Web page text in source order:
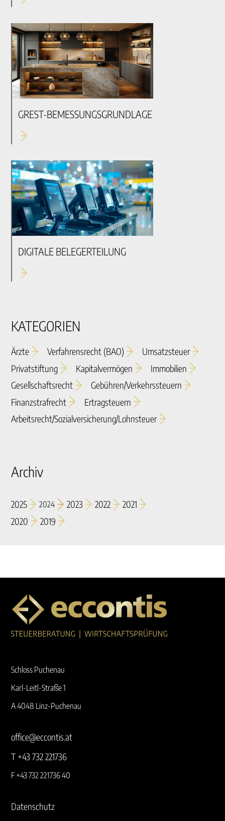
GREST-BEMESSUNGSGRUNDLAGE
DIGITALE BELEGERTEILUNG
KATEGORIEN
Ärzte Verfahrensrecht (BAO)
Umsatzsteuer
Privatstiftung
Kapitalvermögen
Immobilien
Gesellschaftsrecht
Gebühren/verkehrssteuern
Finanzstrafrecht
Ertragsteuern
Arbeitsrecht/sozialversicherung/lohnsteuer
Archiv
2025 2024 2023 2022
2021
2020
2019
Schloss Puchenau
Karl-Leitl-Straße 1
A 4048 Linz-Puchenau
office@eccontis.at
T +43 732 221736
F +43 732 221736 40
Datenschutz